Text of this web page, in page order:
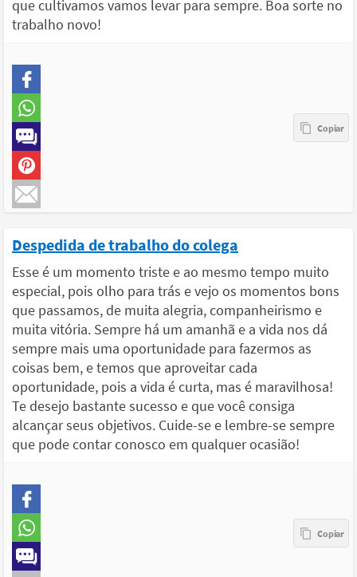
que cultivamos vamos levar para sempre. Boa sorte no
trabalho novo!
Despedida de trabalho do colega
Esse é um momento triste e ao mesmo tempo muito
especial, pois olho para trás e vejo os momentos bons
que passamos, de muita alegria, companheirismo e
muita vitória. Sempre há um amanhã e a vida nos dá
sempre mais uma oportunidade para fazermos as
coisas bem, e temos que aproveitar cada
oportunidade, pois a vida é curta, mas é maravilhosa!
Te desejo bastante sucesso e que você consiga
alcançar seus objetivos. Cuide-se e lembre-se sempre
que pode contar conosco em qualquer ocasião!